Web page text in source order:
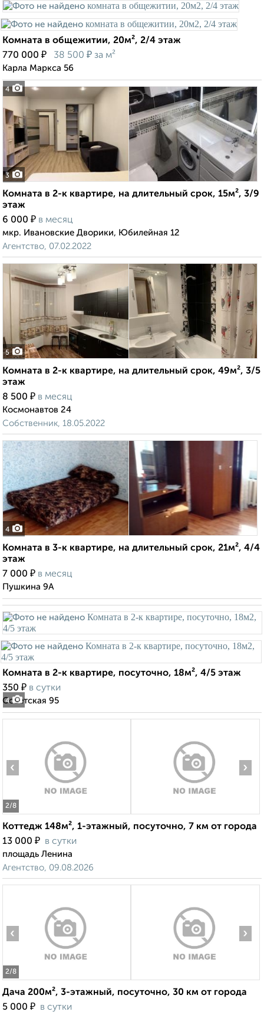
4
Комната в общежитии, 20м², 2/4 этаж
770 000 ₽ 38 500 ₽ за м²
Карла Маркса 56
3
Комната в 2-к квартире, на длительный срок, 15м², 3/9
этаж
6 000 ₽ в месяц
мкр. Ивановские Дворики, Юбилейная 12
Агентство, 07.02.2022
5
Комната в 2-к квартире, на длительный срок, 49м², 3/5
этаж
8 500 ₽ в месяц
Космонавтов 24
Собственник, 18.05.2022
4
Комната в 3-к квартире, на длительный срок, 21м², 4/4
этаж
7 000 ₽ в месяц
Пушкина 9А
4
Комната в 2-к квартире, посуточно, 18м², 4/5 этаж
350 ₽ в сутки
Советская 95
2/8
‹ ›
Коттедж 148м², 1-этажный, посуточно, 7 км от города
13 000 ₽ в сутки
площадь Ленина
Агентство, 09.08.2026
2/8
‹ ›
Дача 200м², 3-этажный, посуточно, 30 км от города
5 000 ₽ в сутки